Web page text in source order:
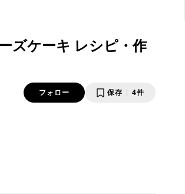
ズケーキ レシピ・作
フォロー 保存 4件